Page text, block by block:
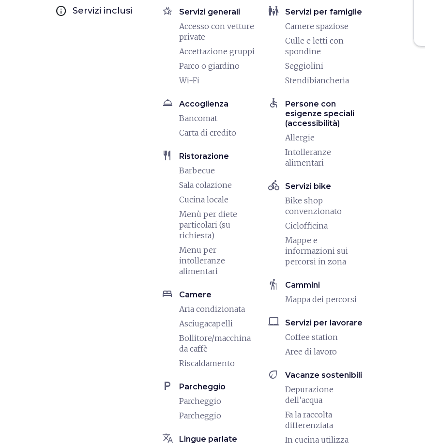
info Servizi inclusi hotel_class Servizi generali
Accesso con vetture
private
Accettazione gruppi
Parco o giardino
Wi-Fi
room_service Accoglienza
Bancomat
Carta di credito
restaurant Ristorazione
Barbecue
Sala colazione
Cucina locale
Menù per diete
particolari (su
richiesta)
Menu per
intolleranze
alimentari
bed Camere
Aria condizionata
Asciugacapelli
Bollitore/macchina
da caffè
Riscaldamento
local_parking Parcheggio
Parcheggio
Parcheggio
translate Lingue parlate
family_restroom Servizi per famiglie
Camere spaziose
Culle e letti con
spondine
Seggiolini
Stendibiancheria
accessible
Persone con
esigenze speciali
(accessibilità)
Allergie
Intolleranze
alimentari
directions_bike Servizi bike
Bike shop
convenzionato
Ciclofficina
Mappe e
informazioni sui
percorsi in zona
hiking Cammini
Mappa dei percorsi
laptop_mac Servizi per lavorare
Coffee station
Aree di lavoro
eco Vacanze sostenibili
Depurazione
dell’acqua
Fa la raccolta
differenziata
In cucina utilizza